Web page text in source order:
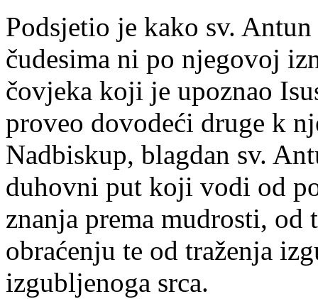
Podsjetio je kako sv.
čudesima ni po njegovoj
čovjeka koji je upoznao
proveo dovodeći druge k
Nadbiskup, blagdan sv.
duhovni put koji vodi od
znanja prema mudrosti, od
obraćenju te od traženja
izgubljenoga srca.